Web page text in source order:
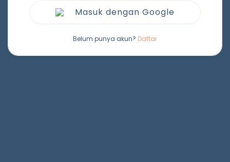
Masuk dengan Google
Belum punya akun? Daftar